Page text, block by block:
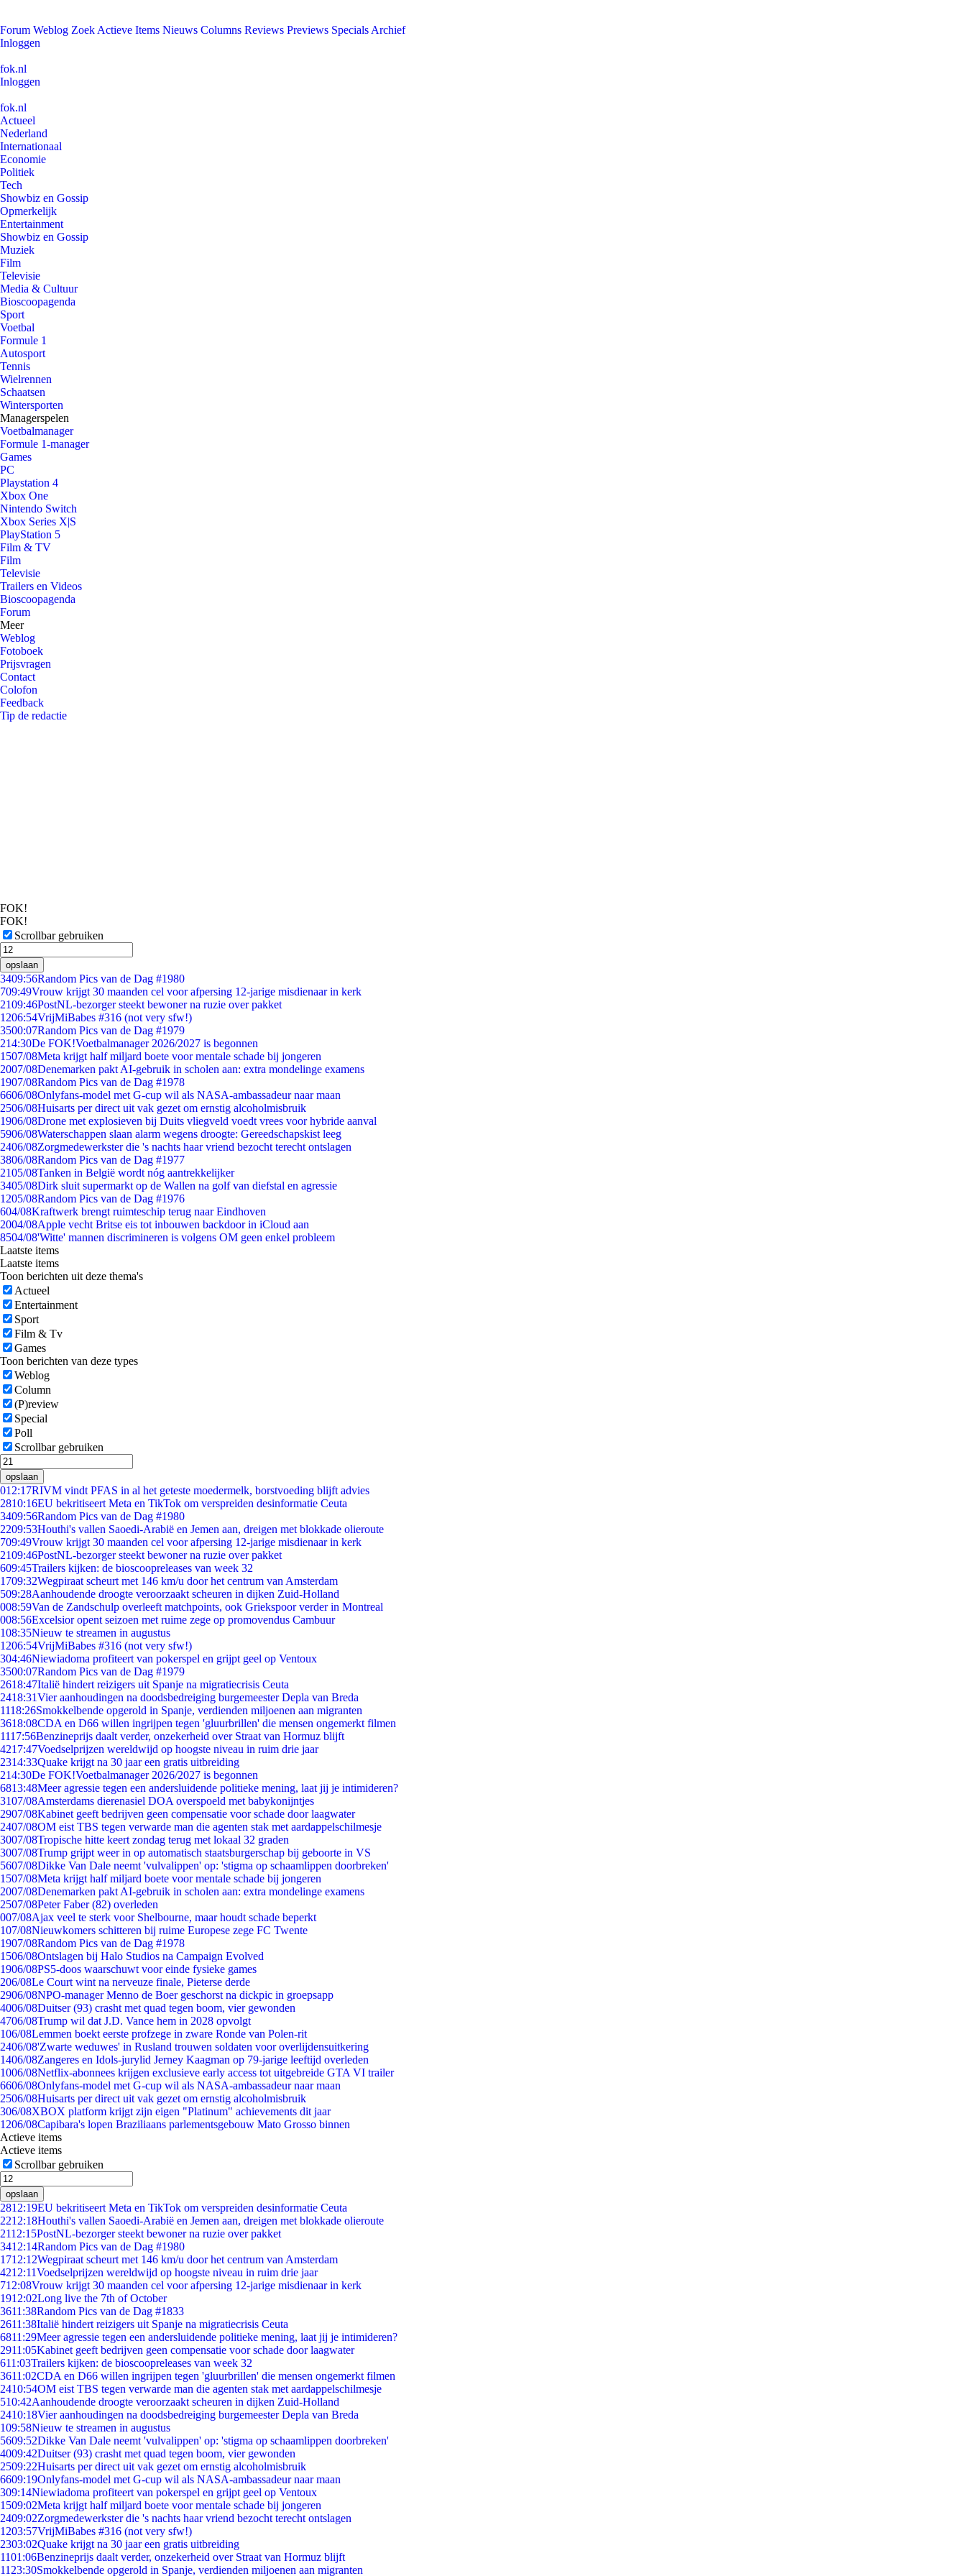
Forum Weblog Zoek Actieve Items Nieuws Columns Reviews Previews Specials Archief
Inloggen
fok.nl
Inloggen
fok.nl
Actueel
Nederland
Internationaal
Economie
Politiek
Tech
Showbiz en Gossip
Opmerkelijk
Entertainment
Showbiz en Gossip
Muziek
Film
Televisie
Media & Cultuur
Bioscoopagenda
Sport
Voetbal
Formule 1
Autosport
Tennis
Wielrennen
Schaatsen
Wintersporten
Managerspelen
Voetbalmanager
Formule 1-manager
Games
PC
Playstation 4
Xbox One
Nintendo Switch
Xbox Series X|S
PlayStation 5
Film & TV
Film
Televisie
Trailers en Videos
Bioscoopagenda
Forum
Meer
Weblog
Fotoboek
Prijsvragen
Contact
Colofon
Feedback
Tip de redactie
FOK!
FOK!
Scrollbar gebruiken
opslaan
3409:56Random Pics van de Dag #1980
709:49Vrouw krijgt 30 maanden cel voor afpersing 12-jarige misdienaar in kerk
2109:46PostNL-bezorger steekt bewoner na ruzie over pakket
1206:54VrijMiBabes #316 (not very sfw!)
3500:07Random Pics van de Dag #1979
214:30De FOK!Voetbalmanager 2026/2027 is begonnen
1507/08Meta krijgt half miljard boete voor mentale schade bij jongeren
2007/08Denemarken pakt AI-gebruik in scholen aan: extra mondelinge examens
1907/08Random Pics van de Dag #1978
6606/08Onlyfans-model met G-cup wil als NASA-ambassadeur naar maan
2506/08Huisarts per direct uit vak gezet om ernstig alcoholmisbruik
1906/08Drone met explosieven bij Duits vliegveld voedt vrees voor hybride aanval
5906/08Waterschappen slaan alarm wegens droogte: Gereedschapskist leeg
2406/08Zorgmedewerkster die 's nachts haar vriend bezocht terecht ontslagen
3806/08Random Pics van de Dag #1977
2105/08Tanken in België wordt nóg aantrekkelijker
3405/08Dirk sluit supermarkt op de Wallen na golf van diefstal en agressie
1205/08Random Pics van de Dag #1976
604/08Kraftwerk brengt ruimteschip terug naar Eindhoven
2004/08Apple vecht Britse eis tot inbouwen backdoor in iCloud aan
8504/08'Witte' mannen discrimineren is volgens OM geen enkel probleem
Laatste items
Laatste items
Toon berichten uit deze thema's
Actueel
Entertainment
Sport
Film & Tv
Games
Toon berichten van deze types
Weblog
Column
(P)review
Special
Poll
Scrollbar gebruiken
opslaan
012:17RIVM vindt PFAS in al het geteste moedermelk, borstvoeding blijft advies
2810:16EU bekritiseert Meta en TikTok om verspreiden desinformatie Ceuta
3409:56Random Pics van de Dag #1980
2209:53Houthi's vallen Saoedi-Arabië en Jemen aan, dreigen met blokkade olieroute
709:49Vrouw krijgt 30 maanden cel voor afpersing 12-jarige misdienaar in kerk
2109:46PostNL-bezorger steekt bewoner na ruzie over pakket
609:45Trailers kijken: de bioscoopreleases van week 32
1709:32Wegpiraat scheurt met 146 km/u door het centrum van Amsterdam
509:28Aanhoudende droogte veroorzaakt scheuren in dijken Zuid-Holland
008:59Van de Zandschulp overleeft matchpoints, ook Griekspoor verder in Montreal
008:56Excelsior opent seizoen met ruime zege op promovendus Cambuur
108:35Nieuw te streamen in augustus
1206:54VrijMiBabes #316 (not very sfw!)
304:46Niewiadoma profiteert van pokerspel en grijpt geel op Ventoux
3500:07Random Pics van de Dag #1979
2618:47Italië hindert reizigers uit Spanje na migratiecrisis Ceuta
2418:31Vier aanhoudingen na doodsbedreiging burgemeester Depla van Breda
1118:26Smokkelbende opgerold in Spanje, verdienden miljoenen aan migranten
3618:08CDA en D66 willen ingrijpen tegen 'gluurbrillen' die mensen ongemerkt filmen
1117:56Benzineprijs daalt verder, onzekerheid over Straat van Hormuz blijft
4217:47Voedselprijzen wereldwijd op hoogste niveau in ruim drie jaar
2314:33Quake krijgt na 30 jaar een gratis uitbreiding
214:30De FOK!Voetbalmanager 2026/2027 is begonnen
6813:48Meer agressie tegen een andersluidende politieke mening, laat jij je intimideren?
3107/08Amsterdams dierenasiel DOA overspoeld met babykonijntjes
2907/08Kabinet geeft bedrijven geen compensatie voor schade door laagwater
2407/08OM eist TBS tegen verwarde man die agenten stak met aardappelschilmesje
3007/08Tropische hitte keert zondag terug met lokaal 32 graden
3007/08Trump grijpt weer in op automatisch staatsburgerschap bij geboorte in VS
5607/08Dikke Van Dale neemt 'vulvalippen' op: 'stigma op schaamlippen doorbreken'
1507/08Meta krijgt half miljard boete voor mentale schade bij jongeren
2007/08Denemarken pakt AI-gebruik in scholen aan: extra mondelinge examens
2507/08Peter Faber (82) overleden
007/08Ajax veel te sterk voor Shelbourne, maar houdt schade beperkt
107/08Nieuwkomers schitteren bij ruime Europese zege FC Twente
1907/08Random Pics van de Dag #1978
1506/08Ontslagen bij Halo Studios na Campaign Evolved
1906/08PS5-doos waarschuwt voor einde fysieke games
206/08Le Court wint na nerveuze finale, Pieterse derde
2906/08NPO-manager Menno de Boer geschorst na dickpic in groepsapp
4006/08Duitser (93) crasht met quad tegen boom, vier gewonden
4706/08Trump wil dat J.D. Vance hem in 2028 opvolgt
106/08Lemmen boekt eerste profzege in zware Ronde van Polen-rit
2406/08'Zwarte weduwes' in Rusland trouwen soldaten voor overlijdensuitkering
1406/08Zangeres en Idols-jurylid Jerney Kaagman op 79-jarige leeftijd overleden
1006/08Netflix-abonnees krijgen exclusieve early access tot uitgebreide GTA VI trailer
6606/08Onlyfans-model met G-cup wil als NASA-ambassadeur naar maan
2506/08Huisarts per direct uit vak gezet om ernstig alcoholmisbruik
306/08XBOX platform krijgt zijn eigen "Platinum" achievements dit jaar
1206/08Capibara's lopen Braziliaans parlementsgebouw Mato Grosso binnen
Actieve items
Actieve items
Scrollbar gebruiken
opslaan
2812:19EU bekritiseert Meta en TikTok om verspreiden desinformatie Ceuta
2212:18Houthi's vallen Saoedi-Arabië en Jemen aan, dreigen met blokkade olieroute
2112:15PostNL-bezorger steekt bewoner na ruzie over pakket
3412:14Random Pics van de Dag #1980
1712:12Wegpiraat scheurt met 146 km/u door het centrum van Amsterdam
4212:11Voedselprijzen wereldwijd op hoogste niveau in ruim drie jaar
712:08Vrouw krijgt 30 maanden cel voor afpersing 12-jarige misdienaar in kerk
1912:02Long live the 7th of October
3611:38Random Pics van de Dag #1833
2611:38Italië hindert reizigers uit Spanje na migratiecrisis Ceuta
6811:29Meer agressie tegen een andersluidende politieke mening, laat jij je intimideren?
2911:05Kabinet geeft bedrijven geen compensatie voor schade door laagwater
611:03Trailers kijken: de bioscoopreleases van week 32
3611:02CDA en D66 willen ingrijpen tegen 'gluurbrillen' die mensen ongemerkt filmen
2410:54OM eist TBS tegen verwarde man die agenten stak met aardappelschilmesje
510:42Aanhoudende droogte veroorzaakt scheuren in dijken Zuid-Holland
2410:18Vier aanhoudingen na doodsbedreiging burgemeester Depla van Breda
109:58Nieuw te streamen in augustus
5609:52Dikke Van Dale neemt 'vulvalippen' op: 'stigma op schaamlippen doorbreken'
4009:42Duitser (93) crasht met quad tegen boom, vier gewonden
2509:22Huisarts per direct uit vak gezet om ernstig alcoholmisbruik
6609:19Onlyfans-model met G-cup wil als NASA-ambassadeur naar maan
309:14Niewiadoma profiteert van pokerspel en grijpt geel op Ventoux
1509:02Meta krijgt half miljard boete voor mentale schade bij jongeren
2409:02Zorgmedewerkster die 's nachts haar vriend bezocht terecht ontslagen
1203:57VrijMiBabes #316 (not very sfw!)
2303:02Quake krijgt na 30 jaar een gratis uitbreiding
1101:06Benzineprijs daalt verder, onzekerheid over Straat van Hormuz blijft
11 23:30Smokkelbende opgerold in Spanje, verdienden miljoenen aan migranten